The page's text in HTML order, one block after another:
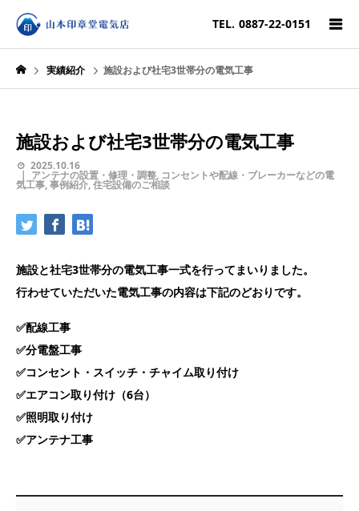
TEL. 0887-22-0151
実績紹介 施設および社宅3世帯分の電気工事
施設および社宅3世帯分の電気工事
2025.10.16
アンテナの設置・修理・調整, コンセントや配線・ブレーカーなどの電
気工事,事例紹介,住宅設備のご相談
施設と社宅3世帯分の電気工事一式を行ってまいりました。
行わせていただいた電気工事の内容は下記のどおりです。
✅配線工事
✅分電盤工事
✅コンセント・スイッチ・チャイム取り付け
✅エアコン取り付け（6台）
✅照明取り付け
✅アンテナ工事